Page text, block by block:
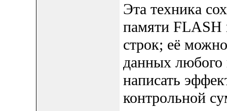
Эта техника
памяти FLASH
строк; её
данных
написать
контрольной